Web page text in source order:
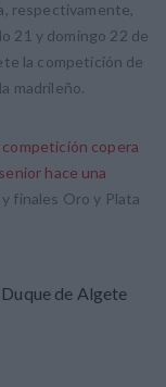
respectivamente,
21 y domingo 22 de
la competición de
madrileño.
competición copera
hace una
finales Oro y Plata
de Algete